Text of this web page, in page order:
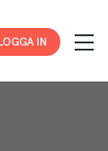
LOGGA IN